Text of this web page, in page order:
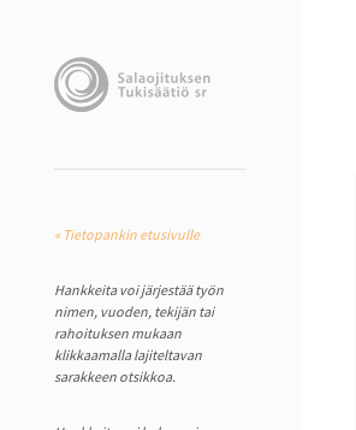
« Tietopankin etusivulle
Hankkeita voi järjestää työn
nimen, vuoden, tekijän tai
rahoituksen mukaan
klikkaamalla lajiteltavan
sarakkeen otsikkoa.